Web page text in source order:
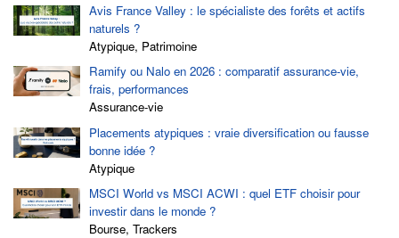
Avis France Valley : le spécialiste des forêts et actifs
naturels ?
Atypique, Patrimoine
Ramify ou Nalo en 2026 : comparatif assurance-vie,
frais, performances
Assurance-vie
Placements atypiques : vraie diversification ou fausse
bonne idée ?
Atypique
MSCI World vs MSCI ACWI : quel ETF choisir pour
investir dans le monde ?
Bourse, Trackers